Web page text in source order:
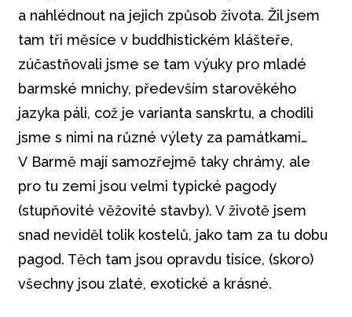
a nahlédnout na jejich způsob života. Žil jsem
tam tři měsíce v buddhistickém klášteře,
zúčastňovali jsme se tam výuky pro mladé
barmské mnichy, především starověkého
jazyka páli, což je varianta sanskrtu, a chodili
jsme s nimi na různé výlety za památkami…
V Barmě mají samozřejmě taky chrámy, ale
pro tu zemi jsou velmi typické pagody
(stupňovité věžovité stavby). V životě jsem
snad neviděl tolik kostelů, jako tam za tu dobu
pagod. Těch tam jsou opravdu tisíce, (skoro)
všechny jsou zlaté, exotické a krásné.